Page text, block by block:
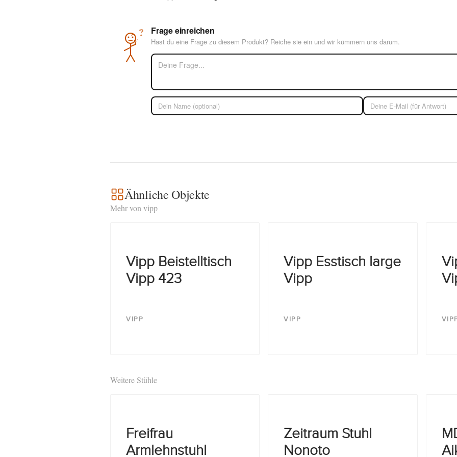
? Frage einreichen
Hast du eine Frage zu diesem Produkt? Reiche sie ein und wir kümmern uns darum.
Ähnliche Objekte
Mehr von vipp
Vipp Beistelltisch
Vipp 423
VIPP
Vipp Esstisch large
Vipp
VIPP
Weitere Stühle
Freifrau
Armlehnstuhl
Zeitraum Stuhl
Nonoto